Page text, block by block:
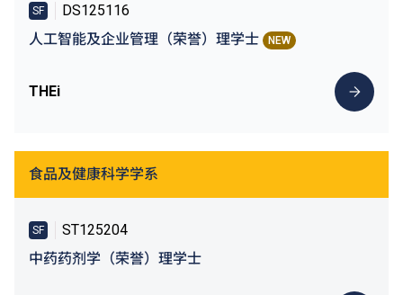
SF
DS125116
人工智能及企业管理（荣誉）理学士
NEW
THEi
食品及健康科学学系
SF
ST125204
中药药剂学（荣誉）理学士